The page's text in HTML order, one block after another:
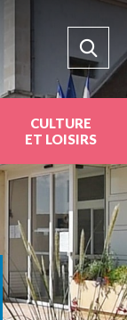
CULTURE
ET LOISIRS